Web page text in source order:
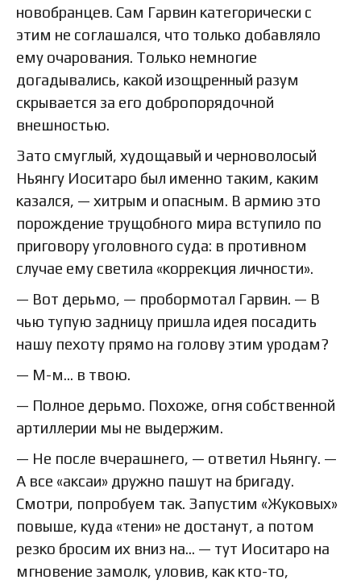
новобранцев. Сам Гарвин категорически с
этим не соглашался, что только добавляло
ему очарования. Только немногие
догадывались, какой изощренный разум
скрывается за его добропорядочной
внешностью.
Зато смуглый, худощавый и черноволосый
Ньянгу Иоситаро был именно таким, каким
казался, — хитрым и опасным. В армию это
порождение трущобного мира вступило по
приговору уголовного суда: в противном
случае ему светила «коррекция личности».
— Вот дерьмо, — пробормотал Гарвин. — В
чью тупую задницу пришла идея посадить
нашу пехоту прямо на голову этим уродам?
— М-м… в твою.
— Полное дерьмо. Похоже, огня собственной
артиллерии мы не выдержим.
— Не после вчерашнего, — ответил Ньянгу. —
А все «аксаи» дружно пашут на бригаду.
Смотри, попробуем так. Запустим «Жуковых»
повыше, куда «тени» не достанут, а потом
резко бросим их вниз на… — тут Иоситаро на
мгновение замолк, уловив, как кто-то,